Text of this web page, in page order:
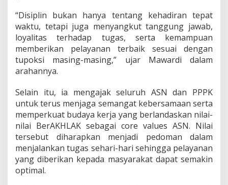
a
r
“Disiplin bukan hanya tentang kehadiran tepat
waktu, tetapi juga menyangkut tanggung jawab,
loyalitas terhadap tugas, serta kemampuan
memberikan pelayanan terbaik sesuai dengan
tupoksi masing-masing,” ujar Mawardi dalam
arahannya.
Selain itu, ia mengajak seluruh ASN dan PPPK
untuk terus menjaga semangat kebersamaan serta
memperkuat budaya kerja yang berlandaskan nilai-
nilai BerAKHLAK sebagai core values ASN. Nilai
tersebut diharapkan menjadi pedoman dalam
menjalankan tugas sehari-hari sehingga pelayanan
yang diberikan kepada masyarakat dapat semakin
optimal.